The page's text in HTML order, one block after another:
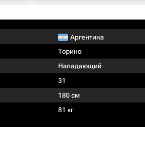
Аргентина
Торино
Нападающий
31
180 см
81 кг